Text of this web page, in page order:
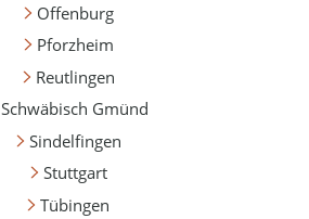
Offenburg
Pforzheim
Reutlingen
Schwäbisch Gmünd
Sindelfingen
Stuttgart
Tübingen